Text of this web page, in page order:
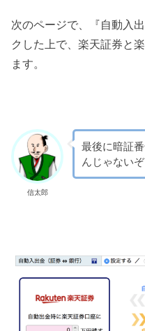
次のページで、『自動入
クした上で、楽天証券と
ます。
信太郎
最後に暗証
んじゃないぞ